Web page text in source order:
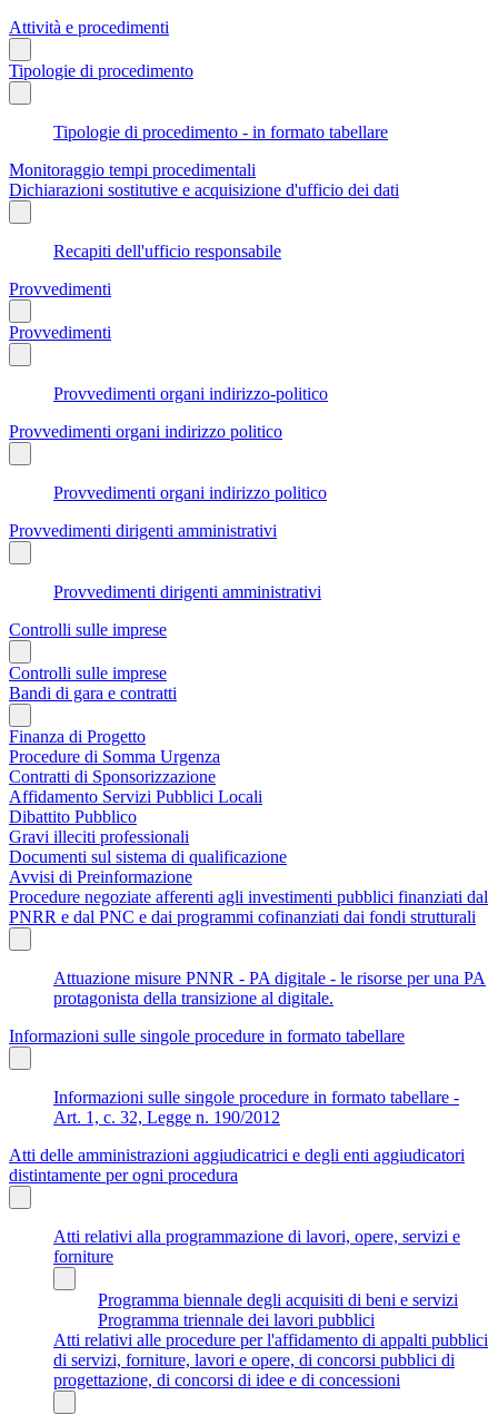
Attività e procedimenti
Tipologie di procedimento
Tipologie di procedimento - in formato tabellare
Monitoraggio tempi procedimentali
Dichiarazioni sostitutive e acquisizione d'ufficio dei dati
Recapiti dell'ufficio responsabile
Provvedimenti
Provvedimenti
Provvedimenti organi indirizzo-politico
Provvedimenti organi indirizzo politico
Provvedimenti organi indirizzo politico
Provvedimenti dirigenti amministrativi
Provvedimenti dirigenti amministrativi
Controlli sulle imprese
Controlli sulle imprese
Bandi di gara e contratti
Finanza di Progetto
Procedure di Somma Urgenza
Contratti di Sponsorizzazione
Affidamento Servizi Pubblici Locali
Dibattito Pubblico
Gravi illeciti professionali
Documenti sul sistema di qualificazione
Avvisi di Preinformazione
Procedure negoziate afferenti agli investimenti pubblici finanziati dal
PNRR e dal PNC e dai programmi cofinanziati dai fondi strutturali
Attuazione misure PNNR - PA digitale - le risorse per una PA
protagonista della transizione al digitale.
Informazioni sulle singole procedure in formato tabellare
Informazioni sulle singole procedure in formato tabellare -
Art. 1, c. 32, Legge n. 190/2012
Atti delle amministrazioni aggiudicatrici e degli enti aggiudicatori
distintamente per ogni procedura
Atti relativi alla programmazione di lavori, opere, servizi e
forniture
Programma biennale degli acquisiti di beni e servizi
Programma triennale dei lavori pubblici
Atti relativi alle procedure per l'affidamento di appalti pubblici
di servizi, forniture, lavori e opere, di concorsi pubblici di
progettazione, di concorsi di idee e di concessioni